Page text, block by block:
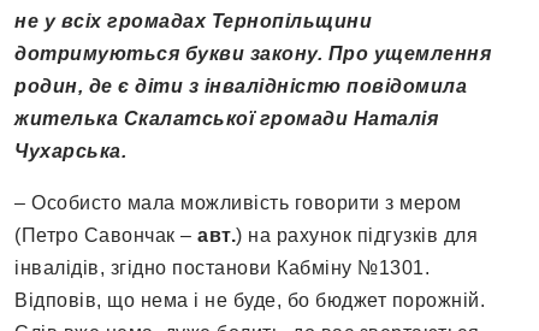
не у всіх громадах Тернопільщини
дотримуються букви закону. Про ущемлення
родин, де є діти з інвалідністю повідомила
жителька Скалатської громади Наталія
Чухарська.
– Особисто мала можливість говорити з мером
(Петро Савончак – авт.) на рахунок підгузків для
інвалідів, згідно постанови Кабміну №1301.
Відповів, що нема і не буде, бо бюджет порожній.